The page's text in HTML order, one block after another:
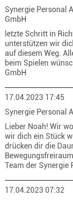
Synergie Personal
GmbH
letzte Schritt in
unterstützen wir
auf diesem Weg.
beim Spielen
GmbH
17.04.2023 17:45
Synergie Personal
Lieber Noah! Wir
wir dich ein Stück
drücken dir die
Team der Synergie
17.04.2023 07:32